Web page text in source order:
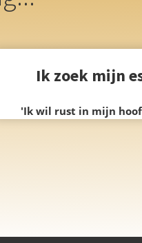
Ik zoek mijn
'Ik wil rust in mijn